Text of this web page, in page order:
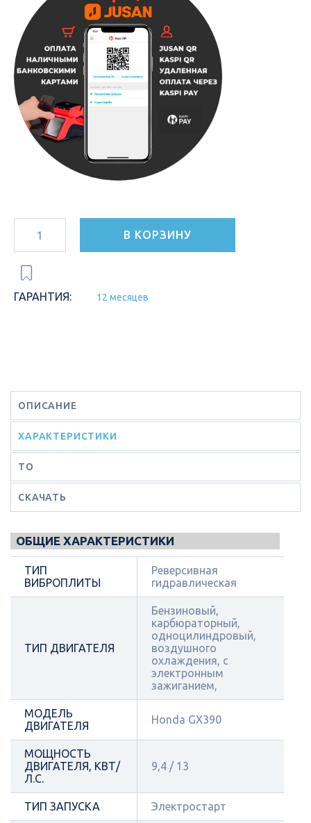
В КОРЗИНУ
ГАРАНТИЯ: 12 месяцев
ОПИСАНИЕ
ХАРАКТЕРИСТИКИ
ТО
СКАЧАТЬ
ОБЩИЕ ХАРАКТЕРИСТИКИ
ТИП
ВИБРОПЛИТЫ
Реверсивная
гидравлическая
ТИП ДВИГАТЕЛЯ
Бензиновый,
карбюраторный,
одноцилиндровый,
воздушного
охлаждения, с
электронным
зажиганием,
МОДЕЛЬ
ДВИГАТЕЛЯ
Honda GX390
МОЩНОСТЬ
ДВИГАТЕЛЯ, КВТ/
Л.С.
9,4 / 13
ТИП ЗАПУСКА Электростарт